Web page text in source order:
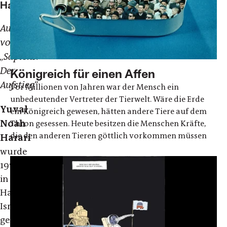
Harari
Autor
von
„Sapiens.
Der
Aufstieg“
Yuval
Noah
Harari
wurde
1976
in
Haifa,
Israel,
geboren.
Königreich für einen Affen
Vor Millionen von Jahren war der Mensch ein
unbedeutender Vertreter der Tierwelt. Wäre die Erde
ein Königreich gewesen, hätten andere Tiere auf dem
Thron gesessen. Heute besitzen die Menschen Kräfte,
die den anderen Tieren göttlich vorkommen müssen